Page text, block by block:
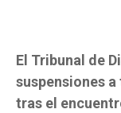
El Tribunal de
suspensiones
tras el